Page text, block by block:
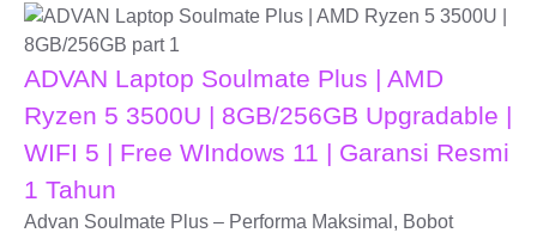
ADVAN Laptop Soulmate Plus | AMD
Ryzen 5 3500U | 8GB/256GB Upgradable |
WIFI 5 | Free WIndows 11 | Garansi Resmi
1 Tahun
Advan Soulmate Plus – Performa Maksimal, Bobot